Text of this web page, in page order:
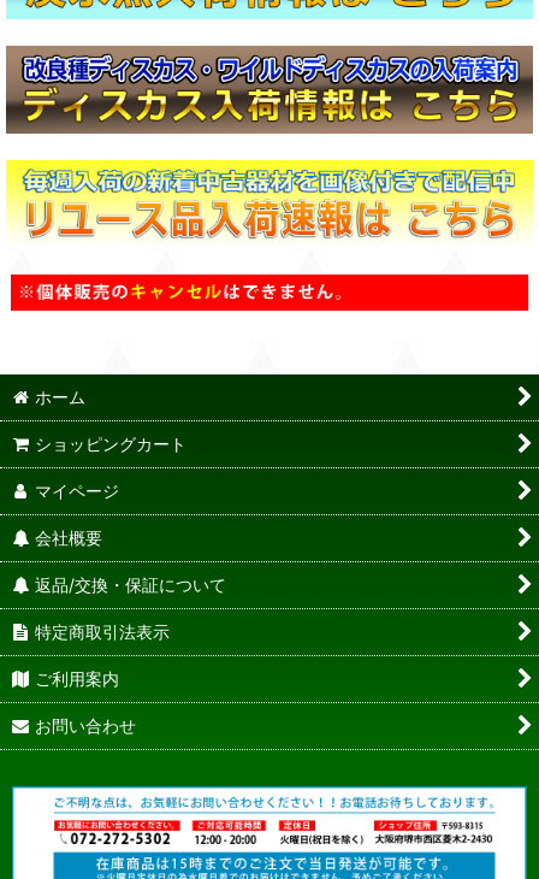
ホーム
ショッピングカート
マイページ
会社概要
返品/交換・保証について
特定商取引法表示
ご利用案内
お問い合わせ